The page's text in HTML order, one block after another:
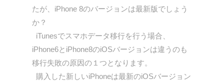
たが、iPhone 8のバージョンは最新版でしょう
か？
iTunesでスマホデータ移行を行う場合、
iPhone6とiPhone8のiOSバージョンは違うのも
移行失敗の原因の１つとなります。
購入した新しいiPhoneは最新のiOSバージョン